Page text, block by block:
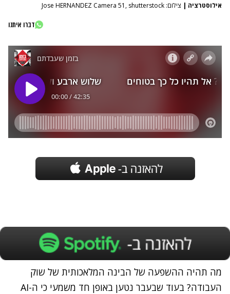
אילוסטרציה | צילום: Jose HERNANDEZ Camera 51, shutterstock
דברו איתנו
מה תהיה ההשפעה של הבינה המלאכותית של שוק
העבודה? בעוד שבעבר נטען באופן חד משמעי כי ה-AI